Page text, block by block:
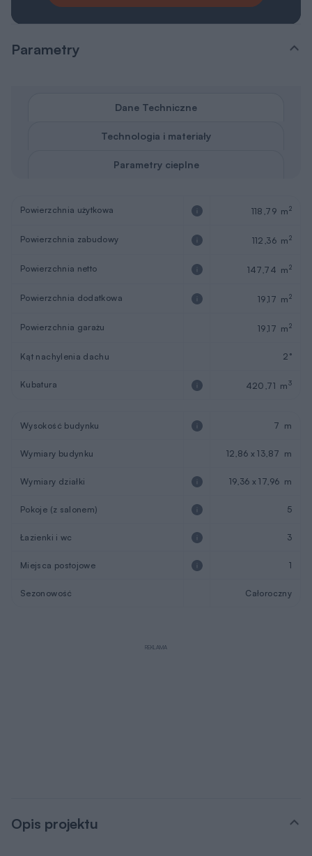
Parametry
Dane Techniczne
Technologia i materiały
Parametry cieplne
Powierzchnia użytkowa 118,79 m2
Powierzchnia zabudowy 112,36 m2
Powierzchnia netto 147,74 m2
Powierzchnia dodatkowa 19,17 m2
Powierzchnia garażu 19,17 m2
Kąt nachylenia dachu 2°
Kubatura 420,71 m3
Wysokość budynku 7 m
Wymiary budynku 12,86 x 13,87 m
Wymiary działki 19,36 x 17,96 m
Pokoje (z salonem) 5
Łazienki i wc 3
Miejsca postojowe 1
Sezonowość Całoroczny
REKLAMA
Opis projektu